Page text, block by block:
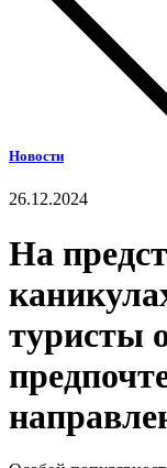
Новости
26.12.2024
На
туристы